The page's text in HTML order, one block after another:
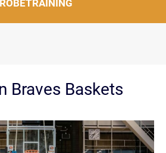
Braves Baskets